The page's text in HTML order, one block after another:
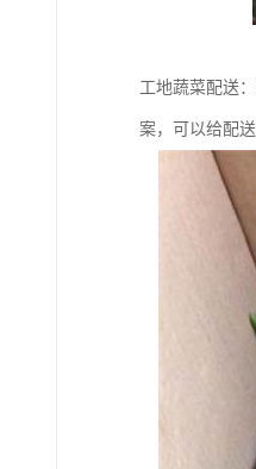
工地蔬菜配送
案，可以给配